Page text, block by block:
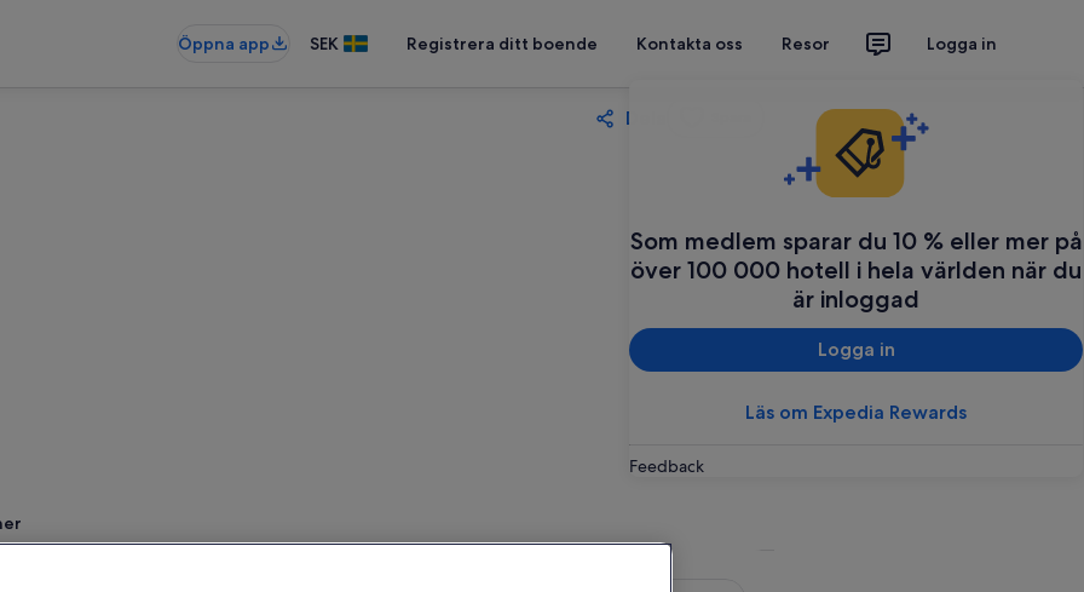
Öppna app SEK Registrera ditt boende Kontakta oss Resor Logga in
Som medlem sparar du 10 % eller mer på
över 100 000 hotell i hela världen när du
är inloggad
Logga in
Läs om Expedia Rewards
Feedback
Dela